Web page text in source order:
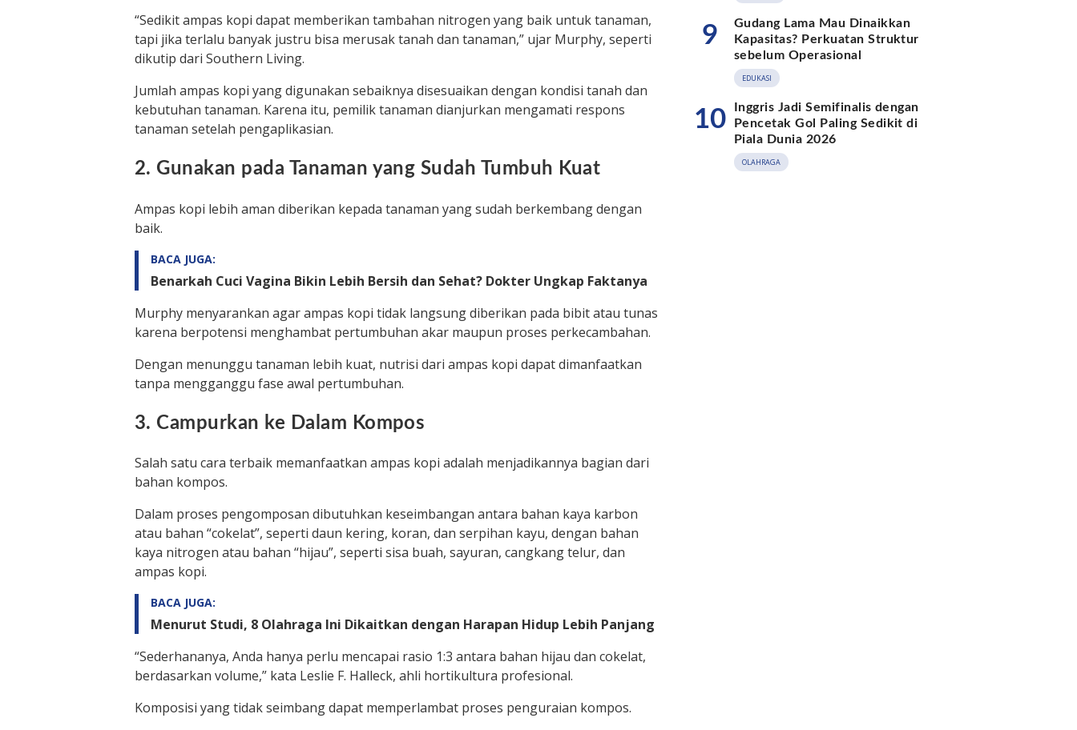
“Sedikit ampas kopi dapat memberikan tambahan nitrogen yang baik untuk tanaman,
tapi jika terlalu banyak justru bisa merusak tanah dan tanaman,” ujar Murphy, seperti
dikutip dari Southern Living.
Jumlah ampas kopi yang digunakan sebaiknya disesuaikan dengan kondisi tanah dan
kebutuhan tanaman. Karena itu, pemilik tanaman dianjurkan mengamati respons
tanaman setelah pengaplikasian.
2. Gunakan pada Tanaman yang Sudah Tumbuh Kuat
Ampas kopi lebih aman diberikan kepada tanaman yang sudah berkembang dengan
baik.
BACA JUGA:
Benarkah Cuci Vagina Bikin Lebih Bersih dan Sehat? Dokter Ungkap Faktanya
Murphy menyarankan agar ampas kopi tidak langsung diberikan pada bibit atau tunas
karena berpotensi menghambat pertumbuhan akar maupun proses perkecambahan.
Dengan menunggu tanaman lebih kuat, nutrisi dari ampas kopi dapat dimanfaatkan
tanpa mengganggu fase awal pertumbuhan.
3. Campurkan ke Dalam Kompos
Salah satu cara terbaik memanfaatkan ampas kopi adalah menjadikannya bagian dari
bahan kompos.
Dalam proses pengomposan dibutuhkan keseimbangan antara bahan kaya karbon
atau bahan “cokelat”, seperti daun kering, koran, dan serpihan kayu, dengan bahan
kaya nitrogen atau bahan “hijau”, seperti sisa buah, sayuran, cangkang telur, dan
ampas kopi.
BACA JUGA:
Menurut Studi, 8 Olahraga Ini Dikaitkan dengan Harapan Hidup Lebih Panjang
“Sederhananya, Anda hanya perlu mencapai rasio 1:3 antara bahan hijau dan cokelat,
berdasarkan volume,” kata Leslie F. Halleck, ahli hortikultura profesional.
Komposisi yang tidak seimbang dapat memperlambat proses penguraian kompos.
9
Gudang Lama Mau Dinaikkan
Kapasitas? Perkuatan Struktur
sebelum Operasional
EDUKASI
10
Inggris Jadi Semifinalis dengan
Pencetak Gol Paling Sedikit di
Piala Dunia 2026
OLAHRAGA